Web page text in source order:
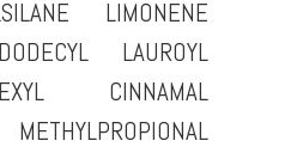
LIMONENE
LAUROYL
CINNAMAL